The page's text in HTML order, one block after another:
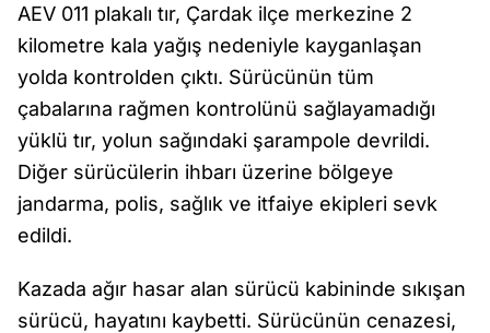
AEV 011 plakalı tır, Çardak ilçe merkezine 2
kilometre kala yağış nedeniyle kayganlaşan
yolda kontrolden çıktı. Sürücünün tüm
çabalarına rağmen kontrolünü sağlayamadığı
yüklü tır, yolun sağındaki şarampole devrildi.
Diğer sürücülerin ihbarı üzerine bölgeye
jandarma, polis, sağlık ve itfaiye ekipleri sevk
edildi.
Kazada ağır hasar alan sürücü kabininde sıkışan
sürücü, hayatını kaybetti. Sürücünün cenazesi,